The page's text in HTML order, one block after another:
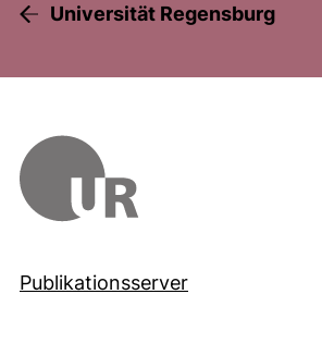
Universität Regensburg
Publikationsserver